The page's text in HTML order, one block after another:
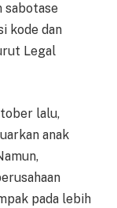
sabotase
kode dan
Legal
lalu,
anak
pada lebih